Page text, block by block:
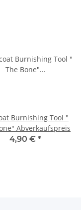
Burnishing Tool "
Abverkaufspreis
4,90 € *